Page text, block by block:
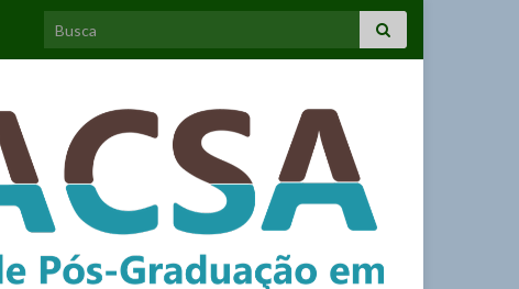
Search for: